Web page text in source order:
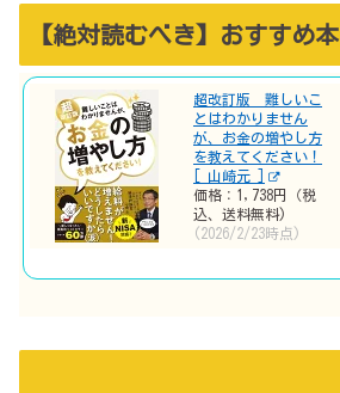
【絶対読むべき】おすすめ本
超改訂版 難しいこ
とはわかりません
が、お金の増やし方
を教えてください！
[ 山崎元 ]
価格：1,738円（税
込、送料無料)
(2026/2/23時点)